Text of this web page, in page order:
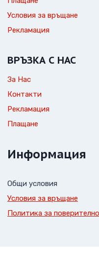
Условия за връщане
Рекламация
ВРЪЗКА С НАС
За Нас
Контакти
Рекламация
Плащане
Информация
Общи условия
Условия за връщане
Политика за